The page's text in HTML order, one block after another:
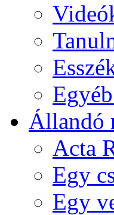
Állandó
Acta
Egy
Egy